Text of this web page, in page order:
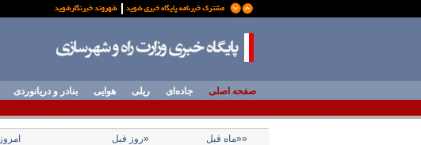
صفحه اصلی جاده‌ای ریلی هوایی بنادر و دریانوردی
««ماه قبل «روز قبل امروز